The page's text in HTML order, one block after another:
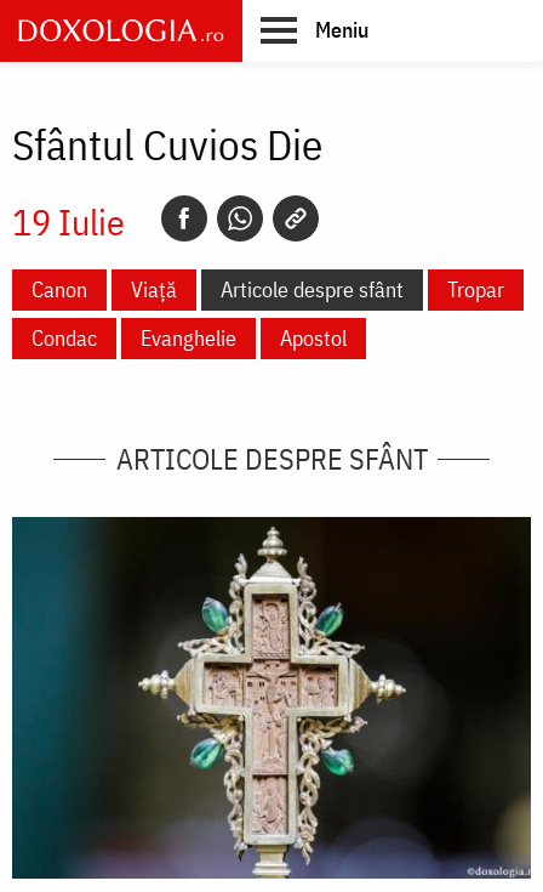
Skip
to
main
Meniu
Sfântul Cuvios Die
19 Iulie
Canon Viață Articole despre sfânt
Tropar
Condac
Evanghelie Apostol
ARTICOLE DESPRE SFÂNT